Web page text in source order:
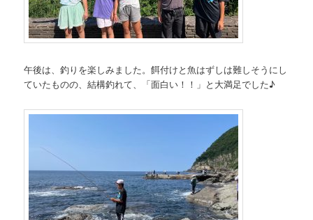
午後は、釣りを楽しみました。餌付けと魚はずしは難しそうにし
ていたものの、結構釣れて、「面白い！！」と大満足でした♪